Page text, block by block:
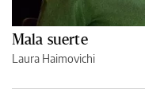
Mala suerte
Laura Haimovichi